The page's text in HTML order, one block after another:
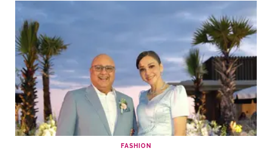
FASHION